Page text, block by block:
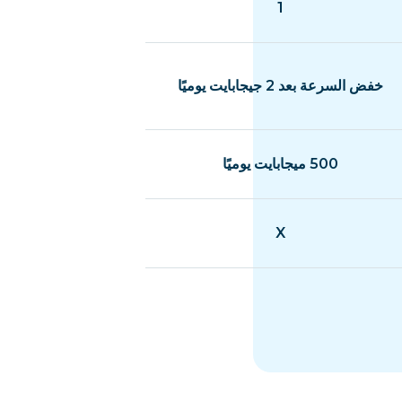
1
خفض السرعة بعد 2 جيجابايت يوميًا
500 ميجابايت يوميًا
X